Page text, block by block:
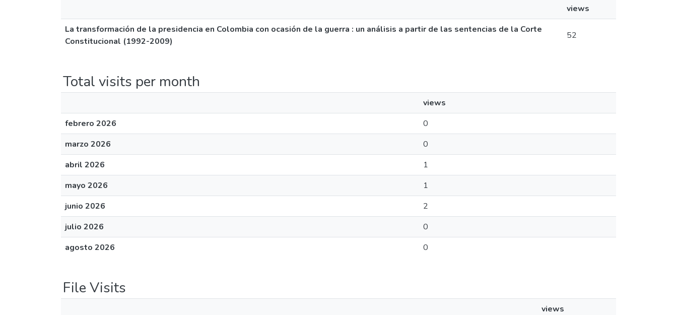
views
La transformación de la presidencia en Colombia con ocasión de la guerra : un análisis a partir de las sentencias de la Corte
Constitucional (1992-2009)
52
Total visits per month
views
febrero 2026
0
marzo 2026
0
abril 2026
1
mayo 2026
1
junio 2026
2
julio 2026
0
agosto 2026
0
File Visits
views